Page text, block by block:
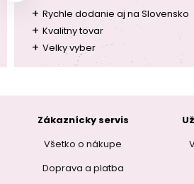
+ Rychle dodanie aj na Slovensko
+ Kvalitny tovar
+ Velky vyber
Zákaznícky servis
Všetko o nákupe
Doprava a platba